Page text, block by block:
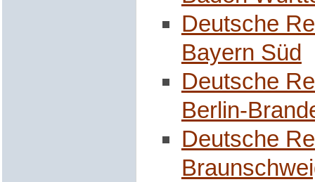
Deutsche
Bayern Süd
Deutsche
Berlin-
Deutsche